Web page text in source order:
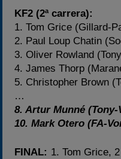
KF2 (2ª carrera):
1. Tom Grice (Gillard-
2. Paul Loup Chatin
3. Oliver Rowland
4. James Thorp
5. Christopher Brown
…
8. Artur Munné (Tony-
10. Mark Otero (FA-
FINAL: 1. Tom Grice,